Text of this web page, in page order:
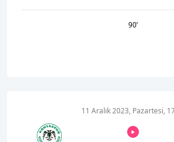
90’
11 Aralık 2023, Pazartesi,